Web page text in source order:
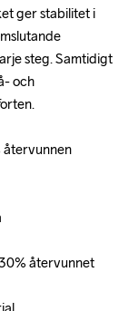
ger stabilitet i
steg. Samtidigt
och
återvunnen
återvunnet
ger stabilitet i
steg. Samtidigt
och
återvunnen
återvunnet